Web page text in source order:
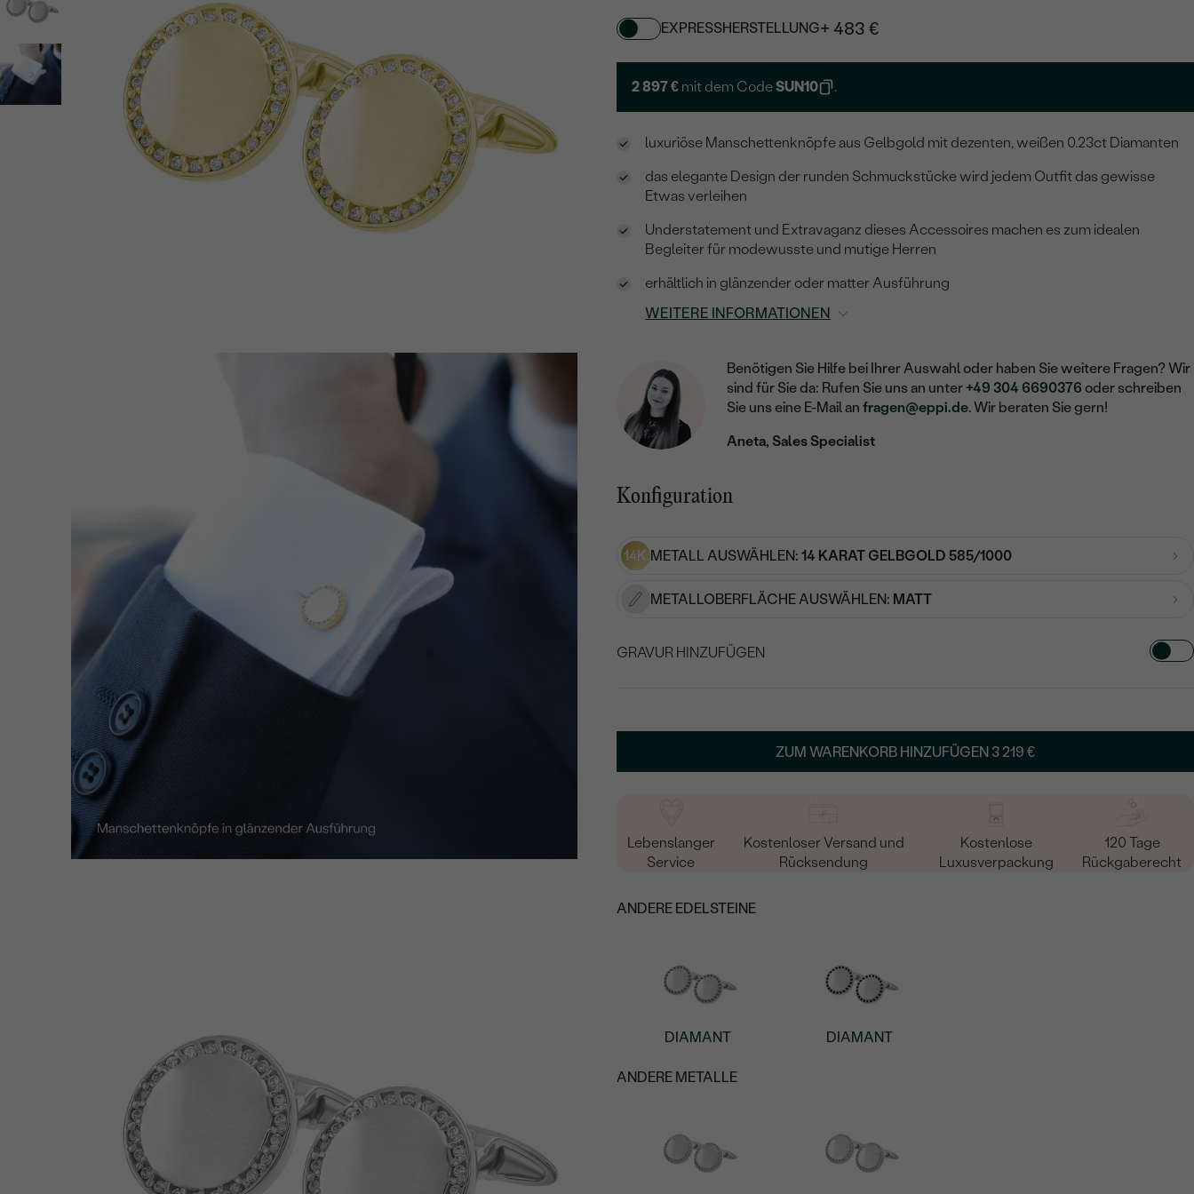
EXPRESSHERSTELLUNG+ 483 €
2 897 € mit dem CodeSUN10 .
luxuriöse Manschettenknöpfe aus Gelbgold mit dezenten, weißen 0.23ct Diamanten
das elegante Design der runden Schmuckstücke wird jedem Outfit das gewisse
Etwas verleihen
Understatement und Extravaganz dieses Accessoires machen es zum idealen
Begleiter für modewusste und mutige Herren
erhältlich in glänzender oder matter Ausführung
WEITERE INFORMATIONEN
Benötigen Sie Hilfe bei Ihrer Auswahl oder haben Sie weitere Fragen? Wir
sind für Sie da: Rufen Sie uns an unter +49 304 6690376 oder schreiben
Sie uns eine E-Mail anfragen@eppi.de. Wir beraten Sie gern!
Aneta, Sales Specialist
Konfiguration
14K METALL AUSWÄHLEN: 14 KARAT GELBGOLD 585/1000
METALLOBERFLÄCHE AUSWÄHLEN: MATT
GRAVUR HINZUFÜGEN
Geben Sie Initialen/Text ein
ZUM WARENKORB HINZUFÜGEN 3 219 €
Lebenslanger
Service
Kostenloser Versand und
Rücksendung
Kostenlose
Luxusverpackung
120 Tage
Rückgaberecht
ANDERE EDELSTEINE
DIAMANT DIAMANT
ANDERE METALLE